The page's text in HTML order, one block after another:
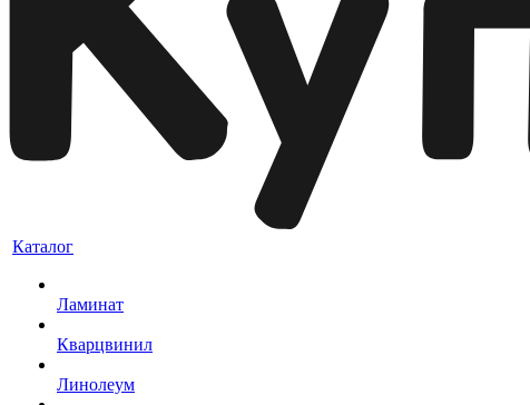
Каталог
Ламинат
Кварцвинил
Линолеум